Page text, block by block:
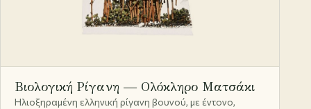
Βιολογική Ρίγανη — Ολόκληρο Ματσάκι
Ηλιοξηραμένη ελληνική ρίγανη βουνού, με έντονο,